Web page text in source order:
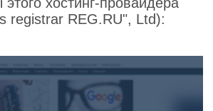
registrar REG.RU", Ltd):